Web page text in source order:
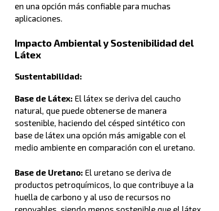
en una opción más confiable para muchas
aplicaciones.
Impacto Ambiental y Sostenibilidad del
Látex
Sustentabilidad:
Base de Látex: El látex se deriva del caucho
natural, que puede obtenerse de manera
sostenible, haciendo del césped sintético con
base de látex una opción más amigable con el
medio ambiente en comparación con el uretano.
Base de Uretano: El uretano se deriva de
productos petroquímicos, lo que contribuye a la
huella de carbono y al uso de recursos no
renovables, siendo menos sostenible que el látex.